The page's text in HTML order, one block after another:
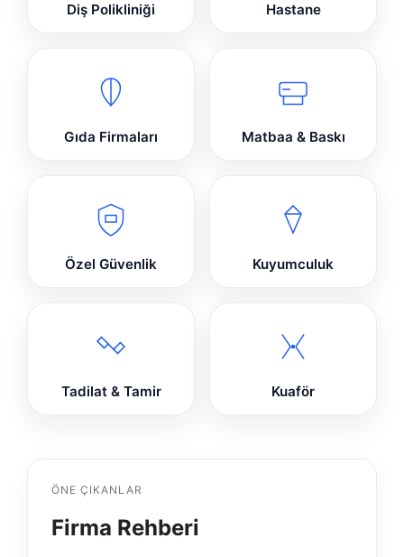
Diş Polikliniği Hastane
Gıda Firmaları Matbaa & Baskı
Özel Güvenlik Kuyumculuk
Tadilat & Tamir Kuaför
ÖNE ÇIKANLAR
Firma Rehberi